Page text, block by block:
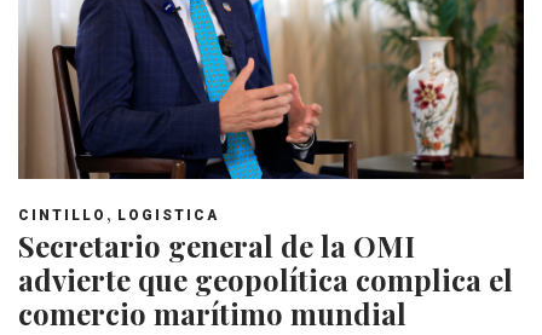
CINTILLO , LOGISTICA
Secretario general de la OMI
advierte que geopolítica complica el
comercio marítimo mundial